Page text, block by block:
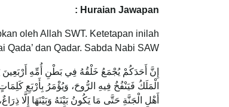
Huraian Jawapan :
oleh Allah SWT. Ketetapan inilah
Qada’ dan Qadar. Sabda Nabi SAW:
إِنَّ أَحَدَكُمْ يُجْمَعُ خَلْقُهُ فِي بَطْنِ أُمِّهِ
الْمَلَكُ فَيَنْفُخُ فِيهِ الرُّوحَ، وَيُؤْمَرُ بِأَرْبَعِ
أَهْلِ الْجَنَّةِ حَتَّى مَا يَكُونُ بَيْنَهُ وَبَيْنَهَا إِلَّا